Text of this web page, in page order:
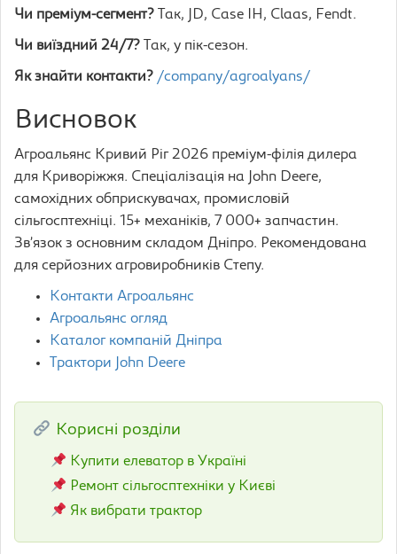
Чи преміум-сегмент? Так, JD, Case IH, Claas, Fendt.
Чи виїздний 24/7? Так, у пік-сезон.
Як знайти контакти? /company/agroalyans/
Висновок
Агроальянс Кривий Ріг 2026 преміум-філія дилера
для Криворіжжя. Спеціалізація на John Deere,
самохідних обприскувачах, промисловій
сільгосптехніці. 15+ механіків, 7 000+ запчастин.
Зв’язок з основним складом Дніпро. Рекомендована
для серйозних агровиробників Степу.
Контакти Агроальянс
Агроальянс огляд
Каталог компаній Дніпра
Трактори John Deere
Корисні розділи
Купити елеватор в Україні
Ремонт сільгосптехніки у Києві
Як вибрати трактор